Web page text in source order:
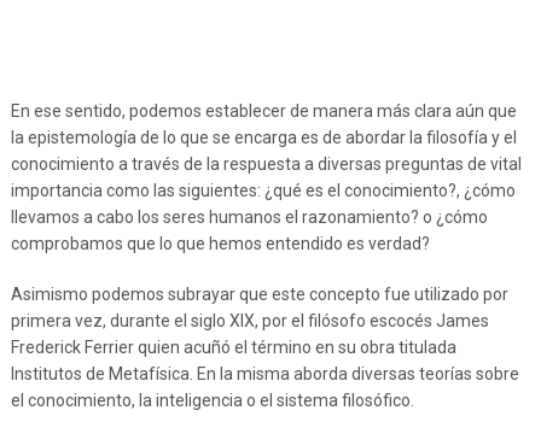
En ese sentido, podemos establecer de manera más clara aún que
la epistemología de lo que se encarga es de abordar la filosofía y el
conocimiento a través de la respuesta a diversas preguntas de vital
importancia como las siguientes: ¿qué es el conocimiento?, ¿cómo
llevamos a cabo los seres humanos el razonamiento? o ¿cómo
comprobamos que lo que hemos entendido es verdad?
Asimismo podemos subrayar que este concepto fue utilizado por
primera vez, durante el siglo XIX, por el filósofo escocés James
Frederick Ferrier quien acuñó el término en su obra titulada
Institutos de Metafísica. En la misma aborda diversas teorías sobre
el conocimiento, la inteligencia o el sistema filosófico.